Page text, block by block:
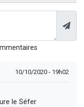
10/10/2020 - 19h02
le Séfer